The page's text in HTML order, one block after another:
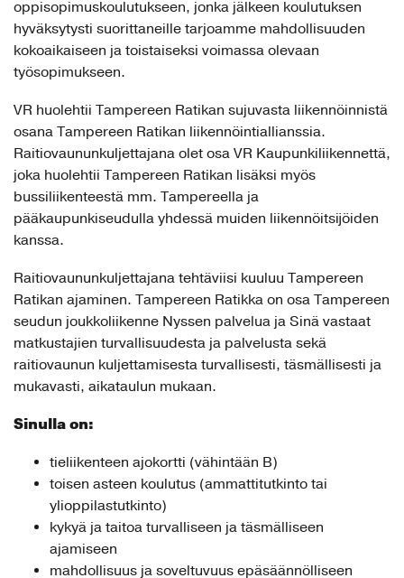
oppisopimuskoulutukseen, jonka jälkeen koulutuksen
hyväksytysti suorittaneille tarjoamme mahdollisuuden
kokoaikaiseen ja toistaiseksi voimassa olevaan
työsopimukseen.
VR huolehtii Tampereen Ratikan sujuvasta liikennöinnistä
osana Tampereen Ratikan liikennöintiallianssia.
Raitiovaununkuljettajana olet osa VR Kaupunkiliikennettä,
joka huolehtii Tampereen Ratikan lisäksi myös
bussiliikenteestä mm. Tampereella ja
pääkaupunkiseudulla yhdessä muiden liikennöitsijöiden
kanssa.
Raitiovaununkuljettajana tehtäviisi kuuluu Tampereen
Ratikan ajaminen. Tampereen Ratikka on osa Tampereen
seudun joukkoliikenne Nyssen palvelua ja Sinä vastaat
matkustajien turvallisuudesta ja palvelusta sekä
raitiovaunun kuljettamisesta turvallisesti, täsmällisesti ja
mukavasti, aikataulun mukaan.
Sinulla on:
tieliikenteen ajokortti (vähintään B)
toisen asteen koulutus (ammattitutkinto tai
ylioppilastutkinto)
kykyä ja taitoa turvalliseen ja täsmälliseen
ajamiseen
mahdollisuus ja soveltuvuus epäsäännölliseen